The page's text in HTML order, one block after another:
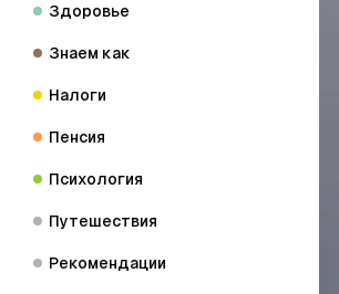
Здоровье
Знаем как
Налоги
Пенсия
Психология
Путешествия
Рекомендации